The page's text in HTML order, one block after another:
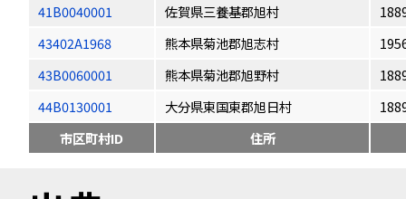
41B0040001
佐賀県三養基郡旭村
43402A1968
熊本県菊池郡旭志村
43B0060001
熊本県菊池郡旭野村
44B0130001
大分県東国東郡旭日村
市区町村ID
住所